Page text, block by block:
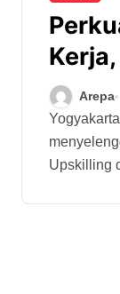
Kerja,
Guru
Arepa
Yogyakarta – BBPPMPV Seni dan Budaya
Upskilling